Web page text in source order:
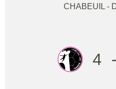
CHABEUIL -
4 -